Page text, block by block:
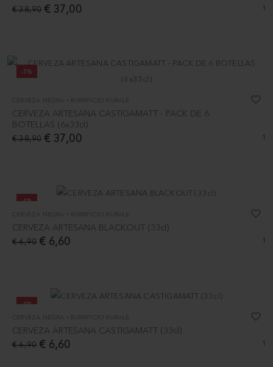
€ 37,00
€ 38,90 1
-5%
CERVEZA NEGRA - BIRRIFICIO RURALE
CERVEZA ARTESANA CASTIGAMATT - PACK DE 6
BOTELLAS (6x33cl)
€ 37,00
€ 38,90 1
-4%
CERVEZA NEGRA - BIRRIFICIO RURALE
CERVEZA ARTESANA BLACKOUT (33cl)
€ 6,60
€ 6,90 1
-4%
CERVEZA NEGRA - BIRRIFICIO RURALE
CERVEZA ARTESANA CASTIGAMATT (33cl)
€ 6,60
€ 6,90 1